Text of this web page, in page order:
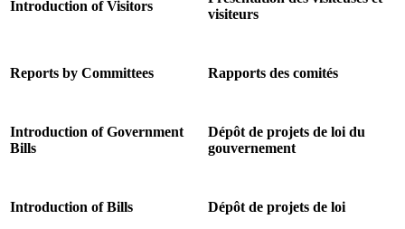
Introduction of Visitors
visiteurs
Reports by Committees Rapports des comités
Introduction of Government
Bills
Dépôt de projets de loi du
gouvernement
Introduction of Bills Dépôt de projets de loi